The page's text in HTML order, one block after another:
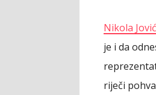
Nikola
je i da
riječi